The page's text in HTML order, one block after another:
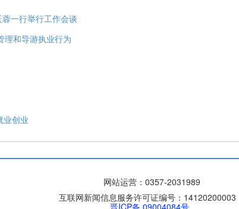
一行举行工作会谈
理和导游执业行为
业创业
网站运营： 0357-2031989
互联网新闻信息服务许可证编号：14120200003